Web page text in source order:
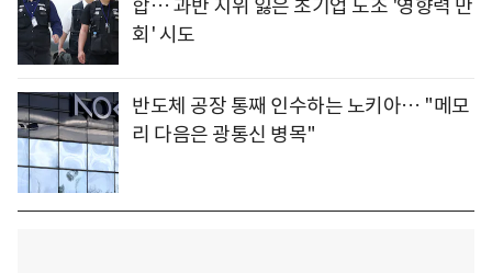
합… 과반 지위 잃은 초기업 노조 '영향력 만
회' 시도
반도체 공장 통째 인수하는 노키아… "메모
리 다음은 광통신 병목"